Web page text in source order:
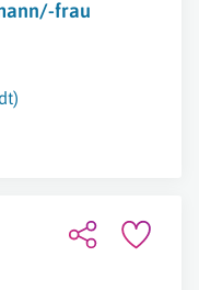
frau